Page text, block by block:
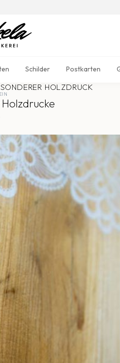
Schilder Postkarten
HOLZDRUCK